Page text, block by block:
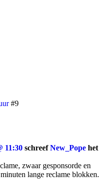
#9
11:30 schreefNew_Pope het
zwaar gesponsorde en
lange reclame blokken.